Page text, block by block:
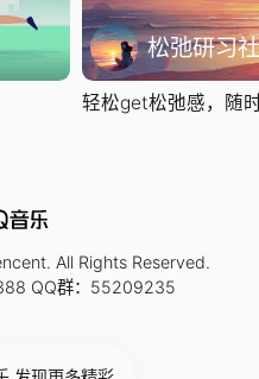
松弛研习社
轻松get松弛感，随
All Rights Reserved.
QQ群：55209235